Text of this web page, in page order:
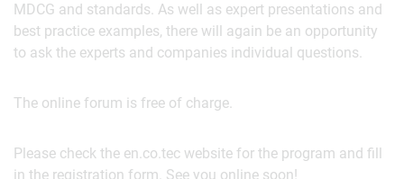
MDCG and standards. As well as expert presentations and
best practice examples, there will again be an opportunity
to ask the experts and companies individual questions.
The online forum is free of charge.
Please check the en.co.tec website for the program and fill
in the registration form. See you online soon!